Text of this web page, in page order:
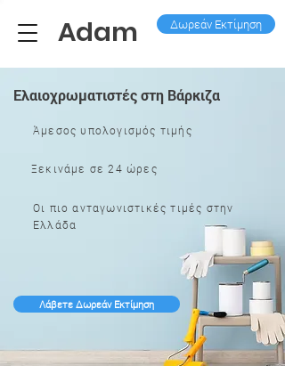
Adam Δωρεάν Εκτίμηση
Ελαιοχρωματιστές στη Βάρκιζα
Άμεσος υπολογισμός τιμής
Ξεκινάμε σε 24 ώρες
Οι πιο ανταγωνιστικές τιμές στην
Ελλάδα
Λάβετε Δωρεάν Εκτίμηση